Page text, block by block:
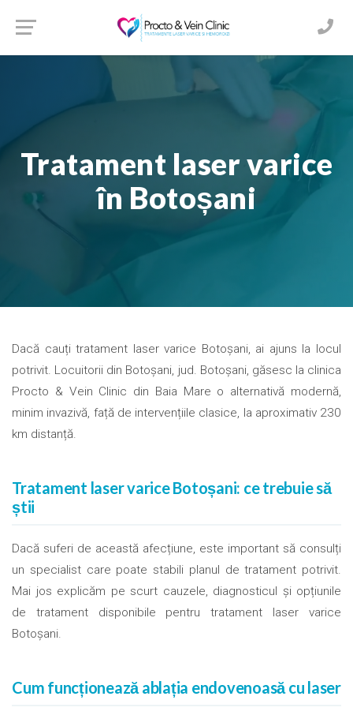
Tratament laser varice
în Botoșani
Dacă cauți tratament laser varice Botoșani, ai ajuns la locul
potrivit. Locuitorii din Botoșani, jud. Botoșani, găsesc la clinica
Procto & Vein Clinic din Baia Mare o alternativă modernă,
minim invazivă, față de intervențiile clasice, la aproximativ 230
km distanță.
Tratament laser varice Botoșani: ce trebuie să
știi
Dacă suferi de această afecțiune, este important să consulți
un specialist care poate stabili planul de tratament potrivit.
Mai jos explicăm pe scurt cauzele, diagnosticul și opțiunile
de tratament disponibile pentru tratament laser varice
Botoșani.
Cum funcționează ablația endovenoasă cu laser